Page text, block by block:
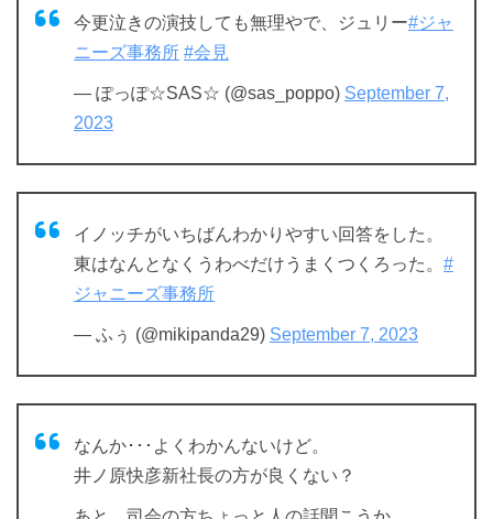
今更泣きの演技しても無理やで、ジュリー#ジャ
ニーズ事務所 #会見
— ぽっぽ☆SAS☆ (@sas_poppo) September 7,
2023
イノッチがいちばんわかりやすい回答をした。
東はなんとなくうわべだけうまくつくろった。 #
ジャニーズ事務所
— ふぅ (@mikipanda29) September 7, 2023
なんか･･･よくわかんないけど。
井ノ原快彦新社長の方が良くない？